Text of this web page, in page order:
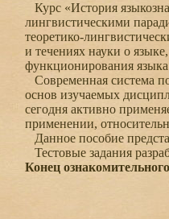
Курс «История
лингвистическими
теоретико-
и течениях науки о
функционирования
Современная система
основ изучаемых
сегодня активно
применении,
Данное пособие
Тестовые задания
Конец